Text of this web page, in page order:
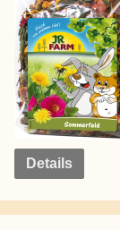
Details